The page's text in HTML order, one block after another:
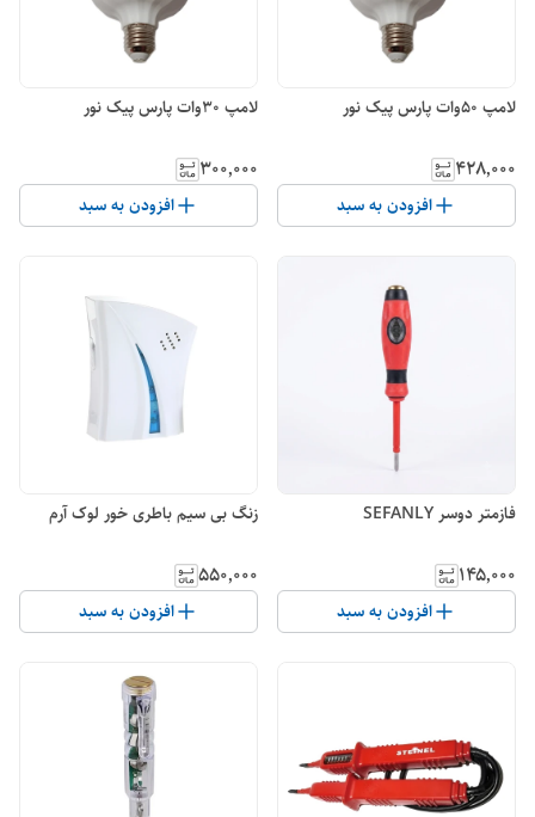
لامپ 50وات پارس پیک نور
۴۲۸٬۰۰۰
افزودن به سبد
لامپ 30وات پارس پیک نور
۳۰۰٬۰۰۰
افزودن به سبد
فازمتر دوسر SEFANLY
۱۴۵٬۰۰۰
افزودن به سبد
زنگ بی سیم باطری خور لوک آرم
۵۵۰٬۰۰۰
افزودن به سبد